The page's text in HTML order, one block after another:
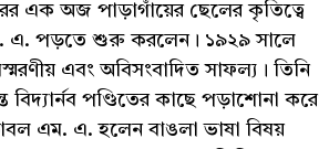
এক অজ পাড়াগাঁয়ের ছেলের কৃতিত্বে
এ. পড়তে শুরু করলেন। ১৯২৯ সালে
এবং অবিসংবাদিত সাফল্য। তিনি
বিদ্যার্নব পণ্ডিতের কাছে পড়াশোনা করে
এম. এ. হলেন বাঙলা ভাষা বিষয়